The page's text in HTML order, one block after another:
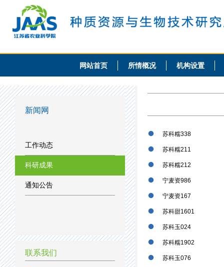
网站首页 所情概况 机构设置
新闻网
工作动态
科研成果
通知公告
联系我们
苏科糯338
苏科糯211
苏科糯212
宁麦资986
宁麦资167
苏科甜1601
苏科玉024
苏科糯1902
苏科玉076